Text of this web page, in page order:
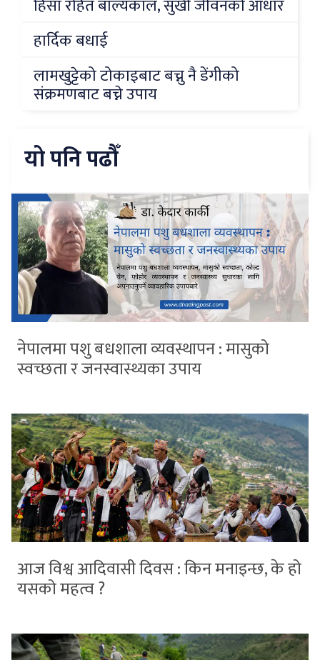
हिंसा रहित बाल्यकाल, सुखी जीवनको आधार
हार्दिक बधाई
लामखुट्टेको टोकाइबाट बच्नु नै डेंगीको
संक्रमणबाट बच्ने उपाय
यो पनि पढौँ
नेपालमा पशु बधशाला व्यवस्थापन : मासुको
स्वच्छता र जनस्वास्थ्यका उपाय
आज विश्व आदिवासी दिवस : किन मनाइन्छ, के हो
यसको महत्व ?